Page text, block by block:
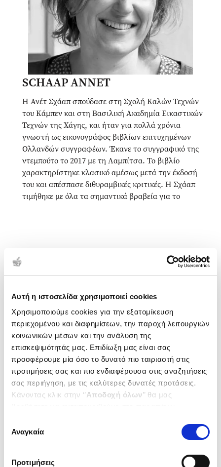
Αυτή η ιστοσελίδα χρησιμοποιεί cookies
Χρησιμοποιούμε cookies για την εξατομίκευση
περιεχομένου και διαφημίσεων, την παροχή λειτουργιών
κοινωνικών μέσων και την ανάλυση της
επισκεψιμότητάς μας. Επιδίωξη μας είναι σας
προσφέρουμε μία όσο το δυνατό πιο ταιριαστή στις
προτιμήσεις σας και πιο ενδιαφέρουσα στις αναζητήσεις
σας περιήγηση, με τις καλύτερες δυνατές προτάσεις.
Κάνοντας κλικ στην ‘’Αποδοχή όλων’’ θα μας
ενδιαφέρουν και να επιλέξετε από τα παρακάτω με την
΄΄και να ενημερωθείτε σχετικά με
συγκατάθεσης
Αναγκαία
Προτιμήσεις
SCHAAP ANNET
Η Ανέτ Σχάαπ σπούδασε στη Σχολή Καλών Τεχνών
του Κάμπεν και στη Βασιλική Ακαδημία Εικαστικών
Τεχνών της Χάγης, και ήταν για πολλά χρόνια
γνωστή ως εικονογράφος βιβλίων επιτυχημένων
Ολλανδών συγγραφέων. Έκανε το συγγραφικό της
ντεμπούτο το 2017 με τη Λαμπίτσα. Το βιβλίο
χαρακτηρίστηκε κλασικό αμέσως μετά την έκδοσή
του και απέσπασε διθυραμβικές κριτικές. Η Σχάαπ
τιμήθηκε με όλα τα σημαντικά βραβεία για το
έκδοση)